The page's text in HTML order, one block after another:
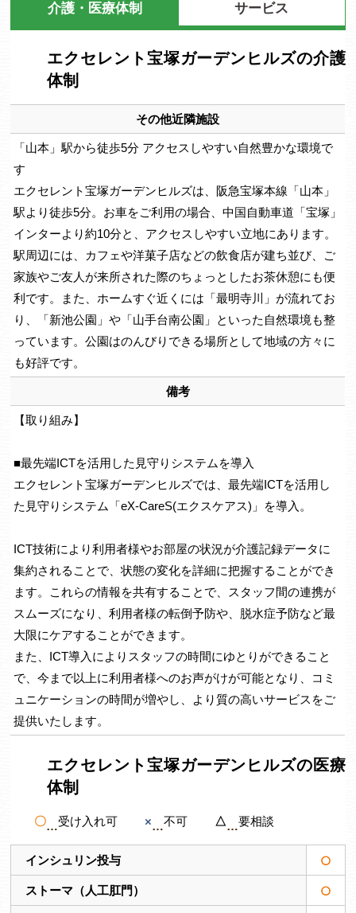
介護・医療体制 サービス
エクセレント宝塚ガーデンヒルズの介護
体制
その他近隣施設
「山本」駅から徒歩5分 アクセスしやすい自然豊かな環境で
す
エクセレント宝塚ガーデンヒルズは、阪急宝塚本線「山本」
駅より徒歩5分。お車をご利用の場合、中国自動車道「宝塚」
インターより約10分と、アクセスしやすい立地にあります。
駅周辺には、カフェや洋菓子店などの飲食店が建ち並び、ご
家族やご友人が来所された際のちょっとしたお茶休憩にも便
利です。また、ホームすぐ近くには「最明寺川」が流れてお
り、「新池公園」や「山手台南公園」といった自然環境も整
っています。公園はのんびりできる場所として地域の方々に
も好評です。
備考
【取り組み】
■最先端ICTを活用した見守りシステムを導入
エクセレント宝塚ガーデンヒルズでは、最先端ICTを活用し
た見守りシステム「eX-CareS(エクスケアス)」を導入。
ICT技術により利用者様やお部屋の状況が介護記録データに
集約されることで、状態の変化を詳細に把握することができ
ます。これらの情報を共有することで、スタッフ間の連携が
スムーズになり、利用者様の転倒予防や、脱水症予防など最
大限にケアすることができます。
また、ICT導入によりスタッフの時間にゆとりができること
で、今まで以上に利用者様へのお声がけが可能となり、コミ
ュニケーションの時間が増やし、より質の高いサービスをご
提供いたします。
エクセレント宝塚ガーデンヒルズの医療
体制
〇 受け入れ可 × 不可 △ 要相談
インシュリン投与
ストーマ（人工肛門）